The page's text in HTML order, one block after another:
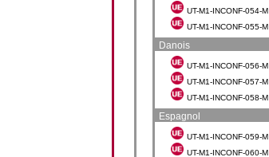
UT-M1-INCONF-054-M
UT-M1-INCONF-055-M
Danois
UT-M1-INCONF-056-M
UT-M1-INCONF-057-M
UT-M1-INCONF-058-M
Espagnol
UT-M1-INCONF-059-M
UT-M1-INCONF-060-M